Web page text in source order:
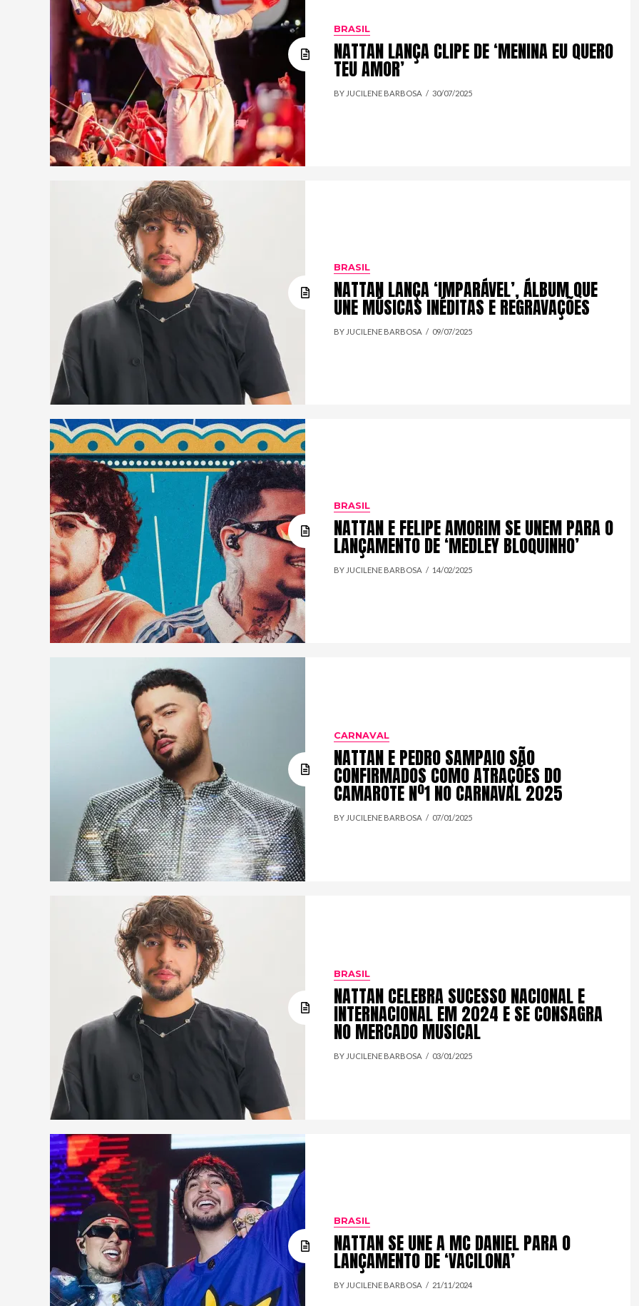
BRASIL
NATTAN LANÇA CLIPE DE ‘MENINA EU QUERO
TEU AMOR’
BY JUCILENE BARBOSA 30/07/2025
BRASIL
NATTAN LANÇA ‘IMPARÁVEL’, ÁLBUM QUE
UNE MÚSICAS INÉDITAS E REGRAVAÇÕES
BY JUCILENE BARBOSA 09/07/2025
BRASIL
NATTAN E FELIPE AMORIM SE UNEM PARA O
LANÇAMENTO DE ‘MEDLEY BLOQUINHO’
BY JUCILENE BARBOSA 14/02/2025
CARNAVAL
NATTAN E PEDRO SAMPAIO SÃO
CONFIRMADOS COMO ATRAÇÕES DO
CAMAROTE Nº1 NO CARNAVAL 2025
BY JUCILENE BARBOSA 07/01/2025
BRASIL
NATTAN CELEBRA SUCESSO NACIONAL E
INTERNACIONAL EM 2024 E SE CONSAGRA
NO MERCADO MUSICAL
BY JUCILENE BARBOSA 03/01/2025
BRASIL
NATTAN SE UNE A MC DANIEL PARA O
LANÇAMENTO DE ‘VACILONA’
BY JUCILENE BARBOSA 21/11/2024